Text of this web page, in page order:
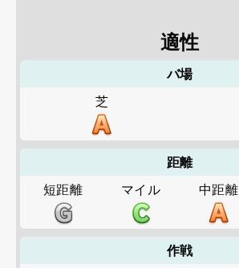
適性
バ場
芝
距離
短距離
マイル 中距離
作戦